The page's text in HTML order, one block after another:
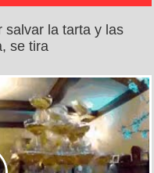
salvar la tarta y las
se tira